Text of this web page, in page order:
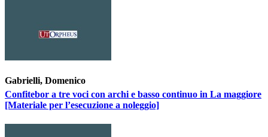
Gabrielli, Domenico
Confitebor a tre voci con archi e basso continuo in La maggiore
[Materiale per l’esecuzione a noleggio]